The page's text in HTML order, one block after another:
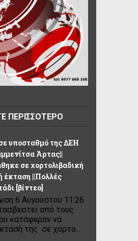
ΠΕΡΙΣΣΟΤΕΡΟ
υποσταθμό της ΔΕΗ
Άρτας||
σε χορτολιβαδική
έκταση ||Πολλές
[βίντεο]
6 Αυγούστου 11:26
από τους
κατάφεραν να
της σε χορτο...